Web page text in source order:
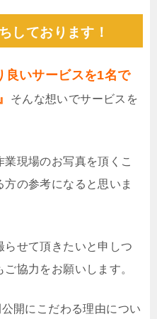
しております！
良いサービスを1名で
そんな想いでサービスを
現場のお写真を頂くこ
の参考になると思いま
せて頂きたいと申しつ
協力をお願いします。
開にこだわる理由につい